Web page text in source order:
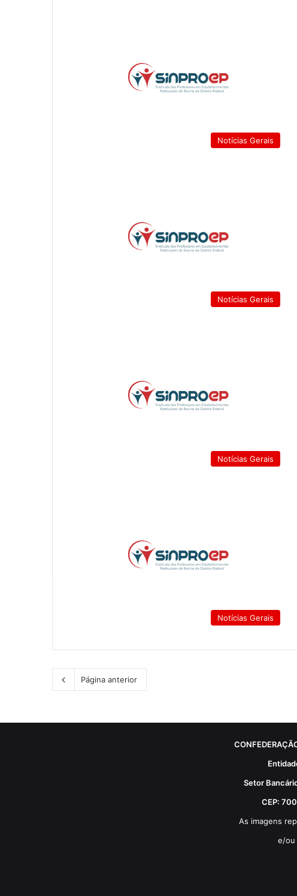
Notícias Gerais
Notícias Gerais
Notícias Gerais
Notícias Gerais
Página anterior
Setor
CEP:
As imagens
e/ou